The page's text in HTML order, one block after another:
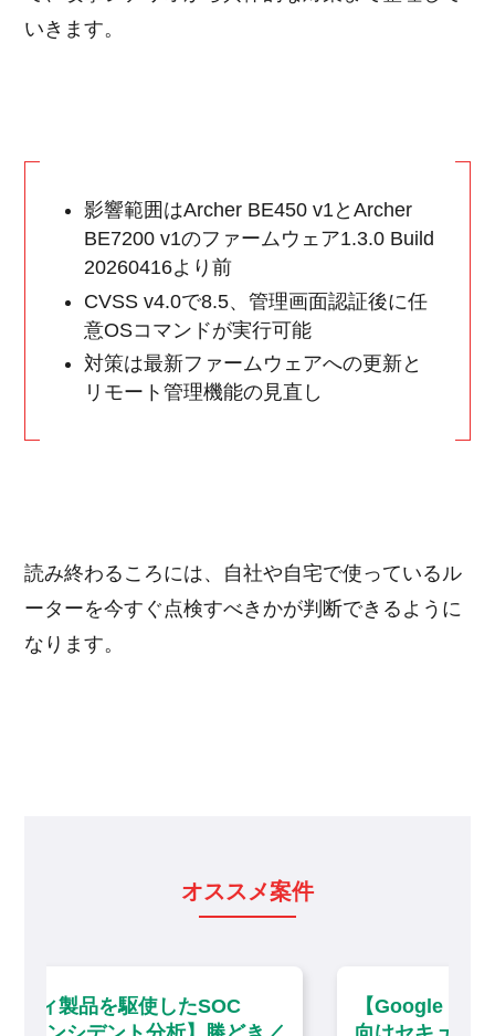
いきます。
影響範囲はArcher BE450 v1とArcher
BE7200 v1のファームウェア1.3.0 Build
20260416より前
CVSS v4.0で8.5、管理画面認証後に任
意OSコマンドが実行可能
対策は最新ファームウェアへの更新と
リモート管理機能の見直し
読み終わるころには、自社や自宅で使っているル
ーターを今すぐ点検すべきかが判断できるように
なります。
オススメ案件
【Google Sec Opsを活用した大手企業